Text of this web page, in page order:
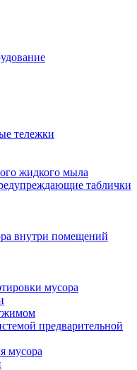
тележки
жидкого мыла
таблички
внутри помещений
мусора
предварительной
мусора